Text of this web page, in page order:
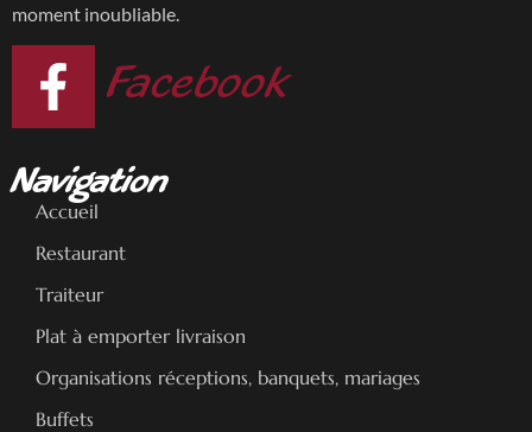
moment inoubliable.
Facebook
Navigation
Accueil
Restaurant
Traiteur
Plat à emporter livraison
Organisations réceptions, banquets, mariages
Buffets